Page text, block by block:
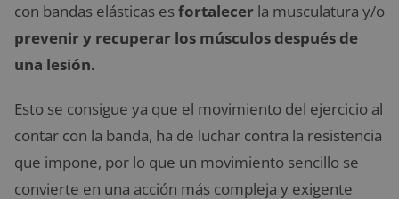
con bandas elásticas esfortalecer la musculatura y/o
prevenir y recuperar los músculos después de
una lesión.
Esto se consigue ya que el movimiento del ejercicio al
contar con la banda, ha de luchar contra la resistencia
que impone, por lo que un movimiento sencillo se
convierte en una acción más compleja y exigente